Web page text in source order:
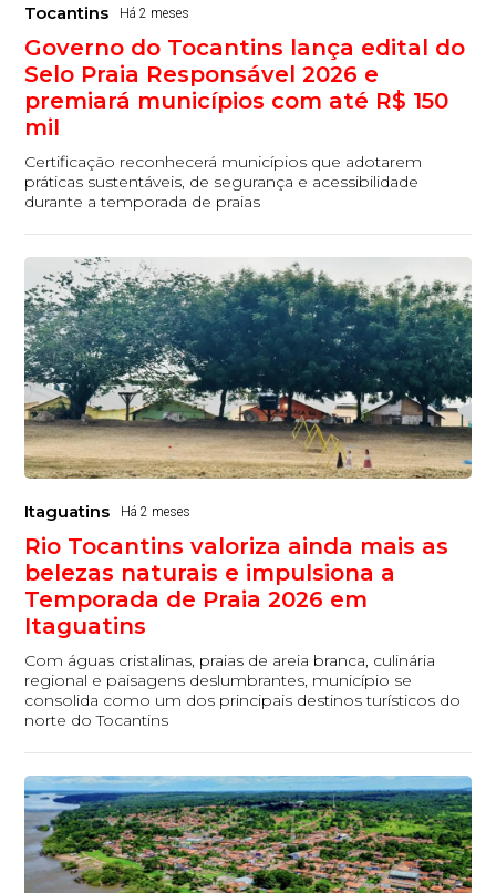
Tocantins Há 2 meses
Governo do Tocantins lança edital do
Selo Praia Responsável 2026 e
premiará municípios com até R$ 150
mil
Certificação reconhecerá municípios que adotarem
práticas sustentáveis, de segurança e acessibilidade
durante a temporada de praias
Itaguatins Há 2 meses
Rio Tocantins valoriza ainda mais as
belezas naturais e impulsiona a
Temporada de Praia 2026 em
Itaguatins
Com águas cristalinas, praias de areia branca, culinária
regional e paisagens deslumbrantes, município se
consolida como um dos principais destinos turísticos do
norte do Tocantins